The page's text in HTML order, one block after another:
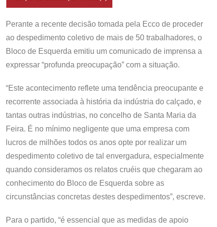
Perante a recente decisão tomada pela Ecco de proceder
ao despedimento coletivo de mais de 50 trabalhadores, o
Bloco de Esquerda emitiu um comunicado de imprensa a
expressar “profunda preocupação” com a situação.
“Este acontecimento reflete uma tendência preocupante e
recorrente associada à história da indústria do calçado, e
tantas outras indústrias, no concelho de Santa Maria da
Feira. É no mínimo negligente que uma empresa com
lucros de milhões todos os anos opte por realizar um
despedimento coletivo de tal envergadura, especialmente
quando consideramos os relatos cruéis que chegaram ao
conhecimento do Bloco de Esquerda sobre as
circunstâncias concretas destes despedimentos”, escreve.
Para o partido, “é essencial que as medidas de apoio